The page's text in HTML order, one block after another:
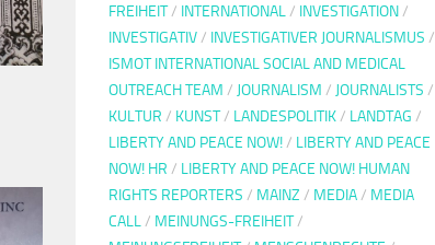
FREIHEIT/ INTERNATIONAL/ INVESTIGATION/
INVESTIGATIV/ INVESTIGATIVER JOURNALISMUS /
ISMOT INTERNATIONAL SOCIAL AND MEDICAL
OUTREACH TEAM / JOURNALISM / JOURNALISTS /
KULTUR / KUNST/ LANDESPOLITIK/ LANDTAG /
LIBERTY AND PEACE NOW!/ LIBERTY AND PEACE
NOW! HR / LIBERTY AND PEACE NOW! HUMAN
RIGHTS REPORTERS / MAINZ / MEDIA/ MEDIA
CALL/ MEINUNGS-FREIHEIT/